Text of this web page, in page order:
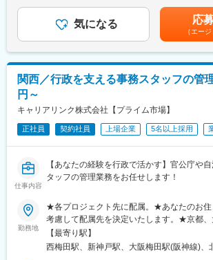
も柔軟対。
■安定した待遇と成長支援：
賞与年2回（支給実績4.2か月分）＋決算賞
ベースアップで収入面も安心。
通信教育補助最大6万円＋修了奨励金、資格
負担＋報奨金）でスキルアップを全面サポー
して成長可能
■手厚いサポート：
はない。）
社内SNSや相談窓口、同好会活動（フットサ
います。自己啓発のための通信教育講座も充
料は終了時に全額会社負担となり、報奨金も
■同社の魅力：
「心の福利厚生」：技術者が快適な就業環
様々な施策があります。
・営業担当による密なフォロー：各営業担当
技術者に合わせた頻度で連絡をし、目指すキ
方向性、職場環境の改善等の悩み相談まで話
望に沿う提案をしています。女性技術者の育
ります。
・メンター制度：異なる派遣先の社員同士が
勉強会を行っているグループもあるとのこと
・社内掲示板：特定派遣の企業ですと、派遣
識がなくなりがちですが、社内掲示板にて異
技術的な質問からおすすめのお店まで情報交
す。
アップに繋がります。所定外労働手当は全
回、賞与年2回【年収例】年収450万円／28
万円／38歳(経験15年)賃金はあくまでも目安
を通じて上下する可能性があります。月給(
た表記です。
気になる 応
（エー
関西／行政を支える事務スタッフの管
円～
キャリアリンク株式会社【プライム市場】
正社員 契約社員 上場企業 5名以上採用
仕事内容
【あなたの経験を行政で活かす】官公庁や
タッフの管理業務をお任せします！
勤務地
★各プロジェクト先に配属。★あなたのお住
考慮して配属先を決定いたします。★京都
極採用中です！＜勤務地＞【関西】大阪、京
市）、兵庫、奈良★以下エリアも積極採用中
【最寄り駅】
西梅田駅、新神戸駅、大阪梅田駅(阪神線)、